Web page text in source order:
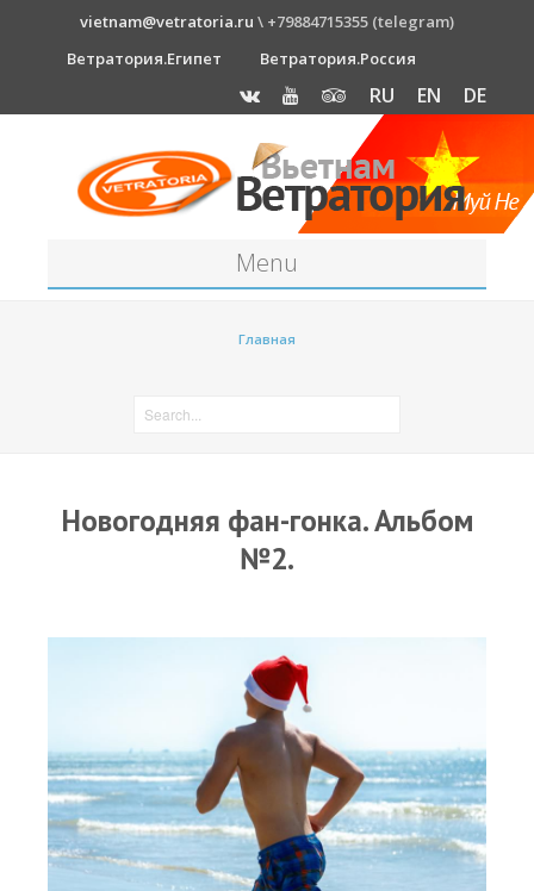
vietnam@vetratoria.ru \ +79884715355 (telegram)
Ветратория.Египет
Ветратория.Россия
RU EN DE
Menu
RRD Russian Cup
Новости
Медиа
Фото
Места катания
Наши станции
Главная
Новогодняя фан-гонка. Альбом
№2.